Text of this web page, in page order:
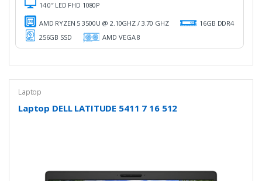
14.0″ LED FHD 1080P
AMD RYZEN 5 3500U @ 2.10GHZ / 3.70 GHZ
16GB DDR4
256GB SSD
AMD VEGA 8
Laptop
Laptop DELL LATITUDE 5411 7 16 512